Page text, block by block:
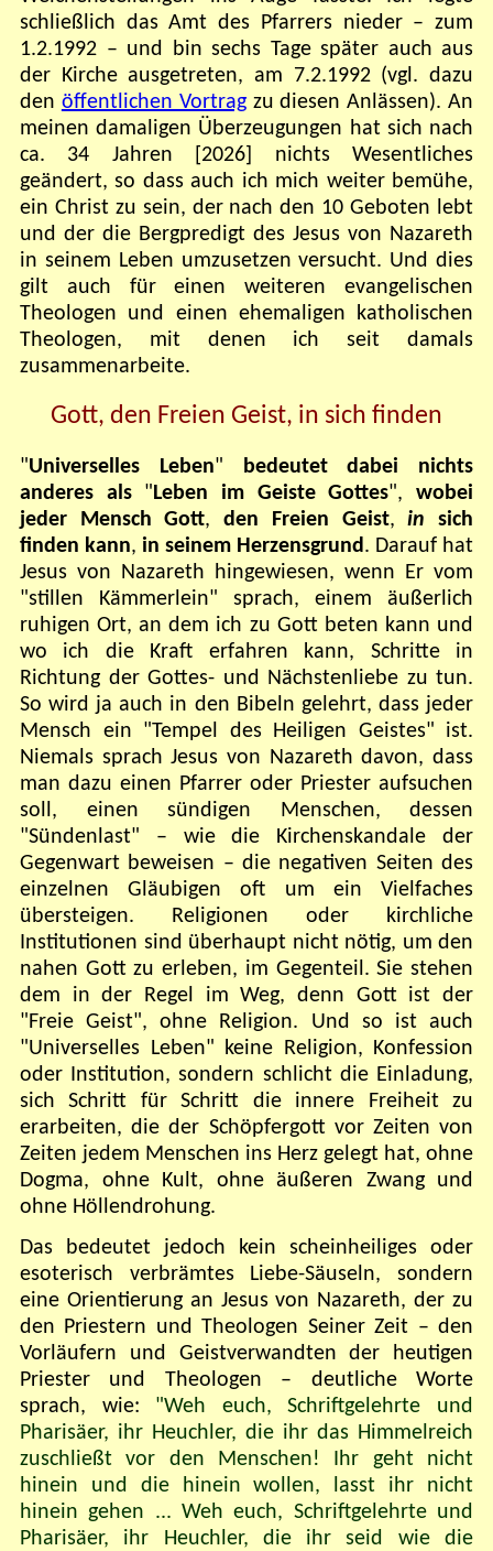
schließlich das Amt des Pfarrers nieder – zum
1.2.1992 – und bin sechs Tage später auch aus
der Kirche ausgetreten, am 7.2.1992 (vgl. dazu
den öffentlichen Vortragzu diesen Anlässen). An
meinen damaligen Überzeugungen hat sich nach
ca. 34 Jahren [2026] nichts Wesentliches
geändert, so dass auch ich mich weiter bemühe,
ein Christ zu sein, der nach den 10 Geboten lebt
und der die Bergpredigt des Jesus von Nazareth
in seinem Leben umzusetzen versucht. Und dies
gilt auch für einen weiteren evangelischen
Theologen und einen ehemaligen katholischen
Theologen, mit denen ich seit damals
zusammenarbeite.
Gott, den Freien Geist, in sich finden
"Universelles Leben" bedeutet dabei nichts
anderes als " Leben im Geiste Gottes", wobei
jeder Mensch Gott, den Freien Geist, in sich
finden kann, in seinem Herzensgrund . Darauf hat
Jesus von Nazareth hingewiesen, wenn Er vom
"stillen Kämmerlein" sprach, einem äußerlich
ruhigen Ort, an dem ich zu Gott beten kann und
wo ich die Kraft erfahren kann, Schritte in
Richtung der Gottes- und Nächstenliebe zu tun.
So wird ja auch in den Bibeln gelehrt, dass jeder
Mensch ein "Tempel des Heiligen Geistes" ist.
Niemals sprach Jesus von Nazareth davon, dass
man dazu einen Pfarrer oder Priester aufsuchen
soll, einen sündigen Menschen, dessen
"Sündenlast" – wie die Kirchenskandale der
Gegenwart beweisen – die negativen Seiten des
einzelnen Gläubigen oft um ein Vielfaches
übersteigen. Religionen oder kirchliche
Institutionen sind überhaupt nicht nötig, um den
nahen Gott zu erleben, im Gegenteil. Sie stehen
dem in der Regel im Weg, denn Gott ist der
"Freie Geist", ohne Religion. Und so ist auch
"Universelles Leben" keine Religion, Konfession
oder Institution, sondern schlicht die Einladung,
sich Schritt für Schritt die innere Freiheit zu
erarbeiten, die der Schöpfergott vor Zeiten von
Zeiten jedem Menschen ins Herz gelegt hat, ohne
Dogma, ohne Kult, ohne äußeren Zwang und
ohne Höllendrohung.
Das bedeutet jedoch kein scheinheiliges oder
esoterisch verbrämtes Liebe-Säuseln, sondern
eine Orientierung an Jesus von Nazareth, der zu
den Priestern und Theologen Seiner Zeit – den
Vorläufern und Geistverwandten der heutigen
Priester und Theologen – deutliche Worte
sprach, wie: "Weh euch, Schriftgelehrte und
Pharisäer, ihr Heuchler, die ihr das Himmelreich
zuschließt vor den Menschen! Ihr geht nicht
hinein und die hinein wollen, lasst ihr nicht
hinein gehen ... Weh euch, Schriftgelehrte und
Pharisäer, ihr Heuchler, die ihr seid wie die